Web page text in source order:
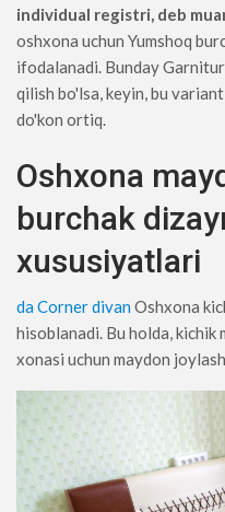
individual registri, deb
oshxona uchun Yumshoq
ifodalanadi. Bunday
qilish bo'lsa, keyin, bu
do'kon ortiq.
Oshxona
burchak
xususiyatlari
da Corner divan Oshxona
hisoblanadi. Bu holda,
xonasi uchun maydon